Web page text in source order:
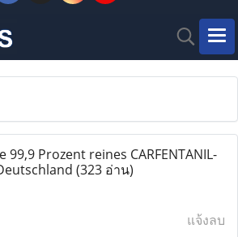
99,9 Prozent reines CARFENTANIL-
(323 อ่าน)
แจ้งลบ